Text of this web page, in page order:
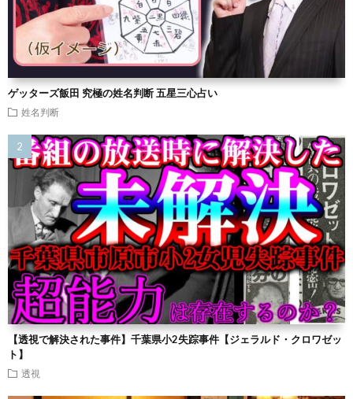
ゲッターズ飯田 究極の姓名判断 五星三心占い
姓名判断
【透視で解決された事件】千葉県小2失踪事件【ジェラルド・クロワゼッ
ト】
透視